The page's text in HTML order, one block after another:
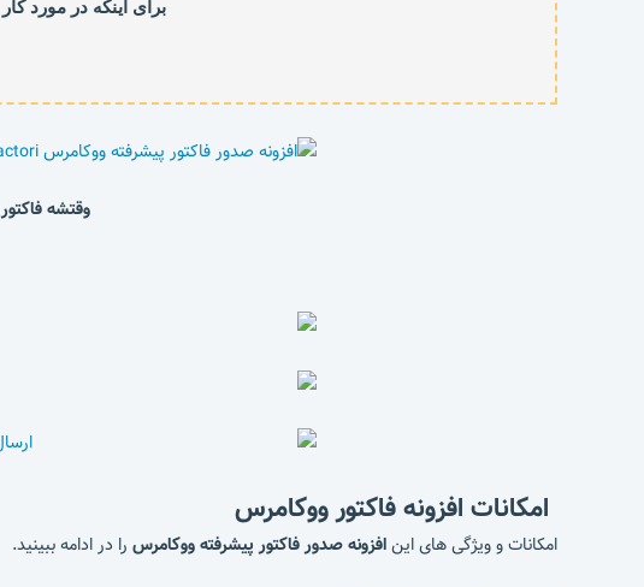
برای اینکه در مورد
وقتشه
امکانات افزونه فاکتور ووکامرس
امکانات و ویژگی های اینافزونه صدور فاکتور پیشرفته ووکامرس را در ادامه ببینید.